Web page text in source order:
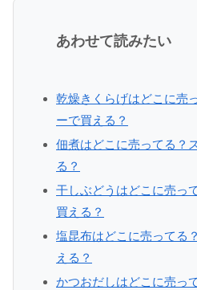
あわせて読みたい
乾燥きくらげはどこに売
ーで買える？
佃煮はどこに売ってる？
る？
干しぶどうはどこに売っ
買える？
塩昆布はどこに売ってる
える？
かつおだしはどこに売っ